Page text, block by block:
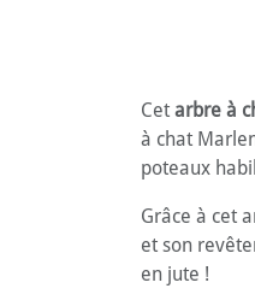
Cet arbre à
à chat
poteaux
Grâce à cet
et son
en jute !